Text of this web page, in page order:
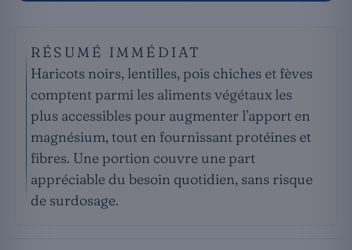
RÉSUMÉ IMMÉDIAT
Haricots noirs, lentilles, pois chiches et fèves
comptent parmi les aliments végétaux les
plus accessibles pour augmenter l’apport en
magnésium, tout en fournissant protéines et
fibres. Une portion couvre une part
appréciable du besoin quotidien, sans risque
de surdosage.